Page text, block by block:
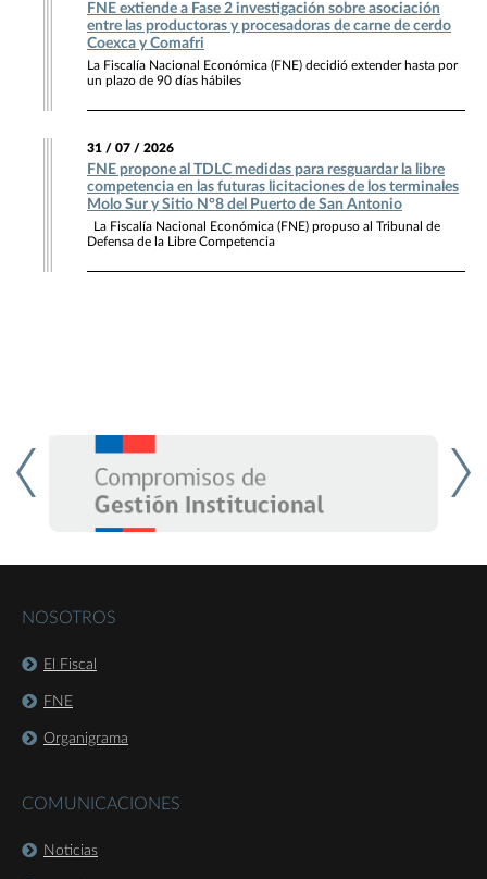
FNE extiende a Fase 2 investigación sobre asociación
entre las productoras y procesadoras de carne de cerdo
Coexca y Comafri
La Fiscalía Nacional Económica (FNE) decidió extender hasta por
un plazo de 90 días hábiles
31 / 07 / 2026
FNE propone al TDLC medidas para resguardar la libre
competencia en las futuras licitaciones de los terminales
Molo Sur y Sitio N°8 del Puerto de San Antonio
La Fiscalía Nacional Económica (FNE) propuso al Tribunal de
Defensa de la Libre Competencia
NOSOTROS
El Fiscal
FNE
Organigrama
COMUNICACIONES
Noticias